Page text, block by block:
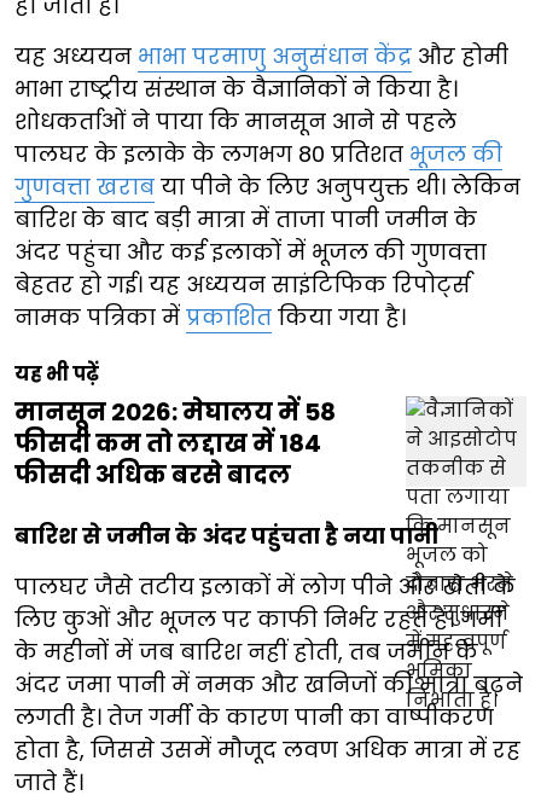
यह अध्ययन भाभा परमाणु अनुसंधान केंद्र और होमी
भाभा राष्ट्रीय संस्थान के वैज्ञानिकों ने किया है।
शोधकर्ताओं ने पाया कि मानसून आने से पहले
पालघर के इलाके के लगभग 80 प्रतिशत भूजल की
गुणवत्ता खराब या पीने के लिए अनुपयुक्त थी। लेकिन
बारिश के बाद बड़ी मात्रा में ताजा पानी जमीन के
अंदर पहुंचा और कई इलाकों में भूजल की गुणवत्ता
बेहतर हो गई। यह अध्ययन साइंटिफिक रिपोर्ट्स
नामक पत्रिका में प्रकाशित किया गया है।
यह भी पढ़ें
मानसून 2026: मेघालय में 58
फीसदी कम तो लद्दाख में 184
फीसदी अधिक बरसे बादल
बारिश से जमीन के अंदर पहुंचता है नया पानी
पालघर जैसे तटीय इलाकों में लोग पीने और खेती के
लिए कुओं और भूजल पर काफी निर्भर रहते हैं। गर्मी
के महीनों में जब बारिश नहीं होती, तब जमीन के
अंदर जमा पानी में नमक और खनिजों की मात्रा बढ़ने
लगती है। तेज गर्मी के कारण पानी का वाष्पीकरण
होता है, जिससे उसमें मौजूद लवण अधिक मात्रा में रह
जाते हैं।